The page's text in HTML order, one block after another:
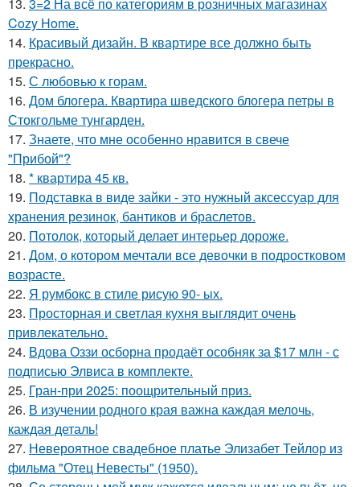
13. 3=2 На всё по категориям в розничных магазинах
Cozy Home.
14. Красивый дизайн. В квартире все должно быть
прекрасно.
15. С любовью к горам.
16. Дом блогера. Квартира шведского блогера петры в
Стокгольме тунгарден.
17. Знаете, что мне особенно нравится в свече
"Прибой"?
18. * квартира 45 кв.
19. Подставка в виде зайки - это нужный аксессуар для
хранения резинок, бантиков и браслетов.
20. Потолок, который делает интерьер дороже.
21. Дом, о котором мечтали все девочки в подростковом
возрасте.
22. Я румбокс в стиле рисую 90- ых.
23. Просторная и светлая кухня выглядит очень
привлекательно.
24. Вдова Оззи осборна продаёт особняк за $17 млн - с
подписью Элвиса в комплекте.
25. Гран-при 2025: поощрительный приз.
26. В изучении родного края важна каждая мелочь,
каждая деталь!
27. Невероятное свадебное платье Элизабет Тейлор из
фильма "Отец Невесты" (1950).